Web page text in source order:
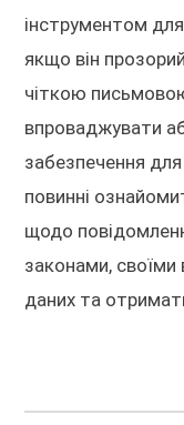
інструментом
якщо він
чіткою
впроваджувати
забезпечення
повинні
щодо
законами, своїми
даних та